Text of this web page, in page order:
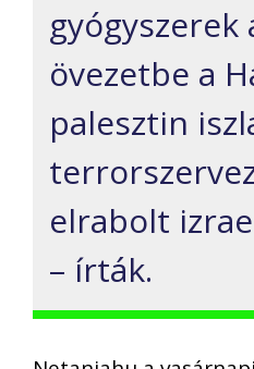
gyógyszerek
övezetbe a
palesztin
elrabolt
– írták.